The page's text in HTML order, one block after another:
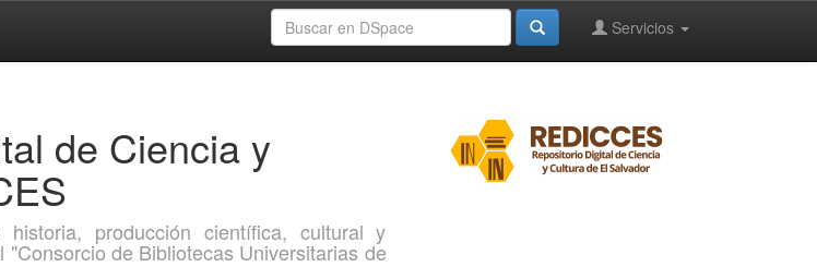
Servicios
de Ciencia y
producción científica, cultural y
de Bibliotecas Universitarias de